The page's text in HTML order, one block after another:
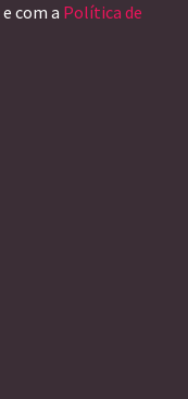
e com a Política de